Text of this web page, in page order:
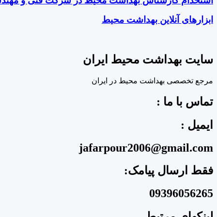
ابزارهای آنلاین بهداشت محیط
سایت بهداشت محیط ایران
مرجع تخصصی بهداشت محیط در ایران
تماس با ما :
ایمیل :
jafarpour2006@gmail.com
فقط ارسال پیامک:
09396056265